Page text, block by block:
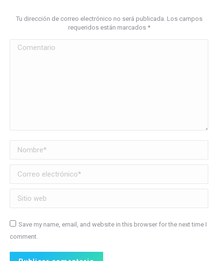
Tu dirección de correo electrónico no será publicada. Los campos
requeridos están marcados *
Comentario
Nombre *
Correo electrónico *
Sitio web
Save my name, email, and website in this browser for the next time I
comment.